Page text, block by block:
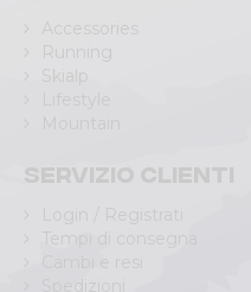
Accessories
Running
Skialp
Servizio clienti